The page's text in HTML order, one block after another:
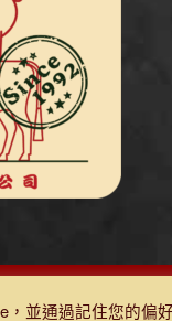
RIGHTS RESERVED. |
，並通過記住您的偏